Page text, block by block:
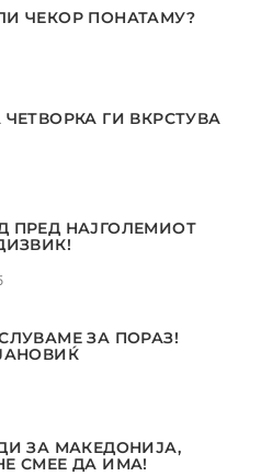
ЧЕКОР ПОНАТАМУ?
ЧЕТВОРКА ГИ ВКРСТУВА
ПРЕД НАЈГОЛЕМИОТ
ЗА ПОРАЗ!
ЗА МАКЕДОНИЈА,
СМЕЕ ДА ИМА!